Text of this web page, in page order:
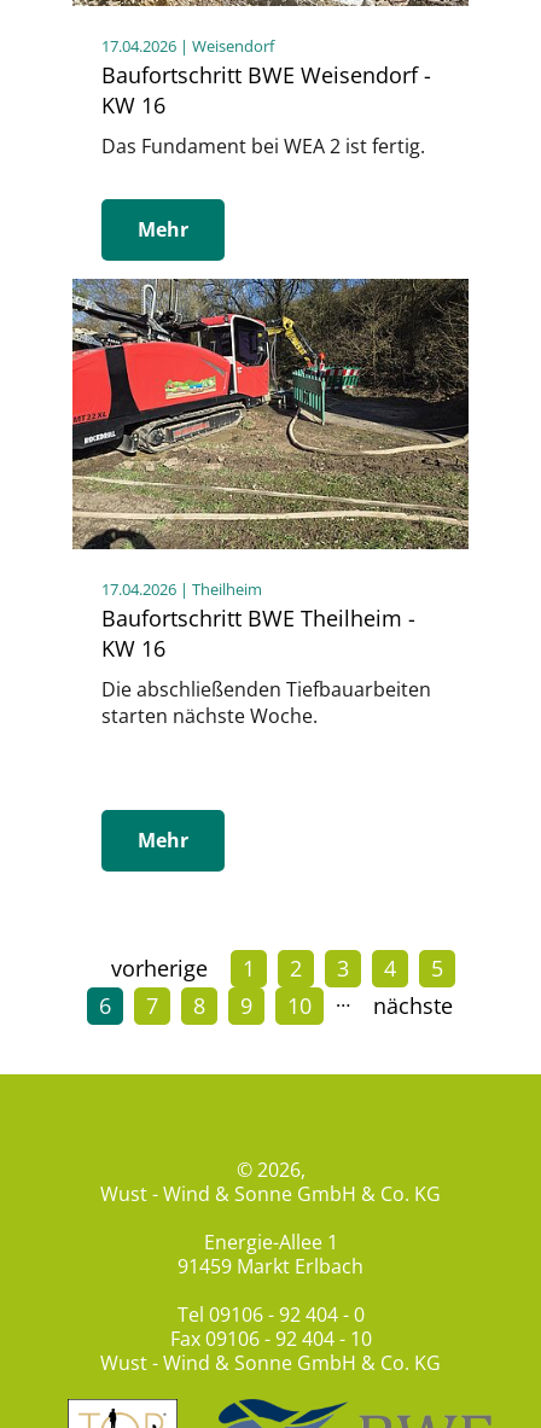
17.04.2026 | Weisendorf
Baufortschritt BWE Weisendorf -
KW 16
Das Fundament bei WEA 2 ist fertig.
Mehr
17.04.2026 | Theilheim
Baufortschritt BWE Theilheim -
KW 16
Die abschließenden Tiefbauarbeiten
starten nächste Woche.
Mehr
vorherige 1 2 3 4
5
6
7 8 9 10 … nächste
© 2026,
Wust - Wind & Sonne GmbH & Co. KG
Energie-Allee 1
91459 Markt Erlbach
Tel 09106 - 92 404 - 0
Fax 09106 - 92 404 - 10
Wust - Wind & Sonne GmbH & Co. KG